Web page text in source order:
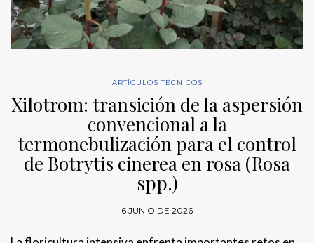
ARTÍCULOS TÉCNICOS
Xilotrom: transición de la aspersión
convencional a la
termonebulización para el control
de Botrytis cinerea en rosa (Rosa
spp.)
6 JUNIO DE 2026